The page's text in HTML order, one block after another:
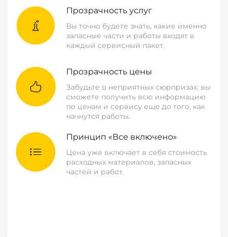
Прозрачность услуг
Вы точно будете знать, какие именно
запасные части и работы входят в
каждый сервисный пакет.
Прозрачность цены
Забудьте о неприятных сюрпризах: вы
сможете получить всю информацию
по ценам и сервису еще до того, как
начнутся работы.
Принцип «Все включено»
Цена уже включает в себя стоимость
расходных материалов, запасных
частей и работ.